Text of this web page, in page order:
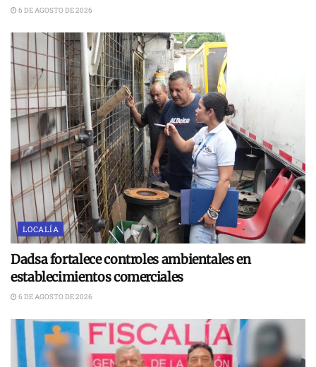
6 DE AGOSTO DE 2026
LOCALÍA
Dadsa fortalece controles ambientales en
establecimientos comerciales
6 DE AGOSTO DE 2026